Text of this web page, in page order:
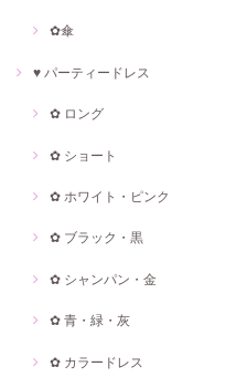
✿傘
♥ パーティードレス
✿ ロング
✿ ショート
✿ ホワイト・ピンク
✿ ブラック・黒
✿ シャンパン・金
✿ 青・緑・灰
✿ カラードレス